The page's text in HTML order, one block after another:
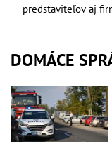
predstaviteľov aj
DOMÁCE